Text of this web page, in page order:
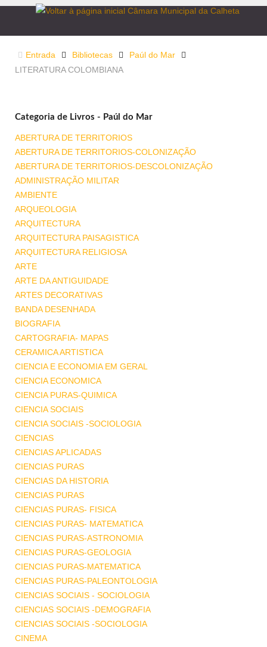
Entrada Bibliotecas
Paúl do Mar
LITERATURA COLOMBIANA
Categoria de Livros - Paúl do Mar
ABERTURA DE TERRITORIOS
ABERTURA DE TERRITORIOS-COLONIZAÇÃO
ABERTURA DE TERRITORIOS-DESCOLONIZAÇÃO
ADMINISTRAÇÃO MILITAR
AMBIENTE
ARQUEOLOGIA
ARQUITECTURA
ARQUITECTURA PAISAGISTICA
ARQUITECTURA RELIGIOSA
ARTE
ARTE DA ANTIGUIDADE
ARTES DECORATIVAS
BANDA DESENHADA
BIOGRAFIA
CARTOGRAFIA- MAPAS
CERAMICA ARTISTICA
CIENCIA E ECONOMIA EM GERAL
CIENCIA ECONOMICA
CIENCIA PURAS-QUIMICA
CIENCIA SOCIAIS
CIENCIA SOCIAIS -SOCIOLOGIA
CIENCIAS
CIENCIAS APLICADAS
CIENCIAS PURAS
CIENCIAS DA HISTORIA
CIENCIAS PURAS
CIENCIAS PURAS- FISICA
CIENCIAS PURAS- MATEMATICA
CIENCIAS PURAS-ASTRONOMIA
CIENCIAS PURAS-GEOLOGIA
CIENCIAS PURAS-MATEMATICA
CIENCIAS PURAS-PALEONTOLOGIA
CIENCIAS SOCIAIS - SOCIOLOGIA
CIENCIAS SOCIAIS -DEMOGRAFIA
CIENCIAS SOCIAIS -SOCIOLOGIA
CINEMA